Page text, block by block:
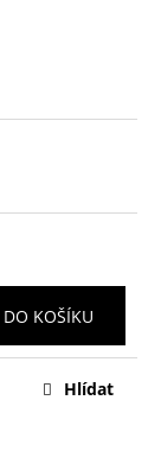
DO KOŠÍKU
Hlídat